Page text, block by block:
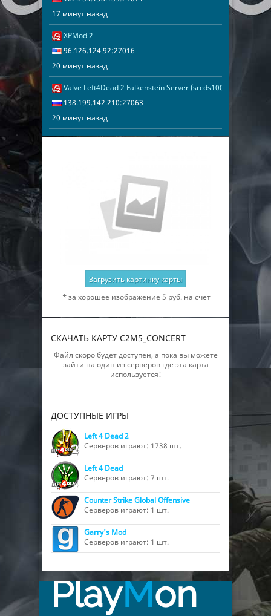
17 минут назад
XPMod 2
96.126.124.92:27016
20 минут назад
Valve Left4Dead 2 Falkenstein Server (srcds1005-fsn-
138.199.142.210:27063
20 минут назад
Загрузить картинку карты
* за хорошее изображение 5 руб. на счет
СКАЧАТЬ КАРТУ C2M5_CONCERT
Файл скоро будет доступен, а пока вы можете
зайти на один из серверов где эта карта
используется!
ДОСТУПНЫЕ ИГРЫ
Left 4 Dead 2
Серверов играют: 1738 шт.
Left 4 Dead
Серверов играют: 7 шт.
Counter Strike Global Offensive
Серверов играют: 1 шт.
Garry's Mod
Серверов играют: 1 шт.
PlayMon